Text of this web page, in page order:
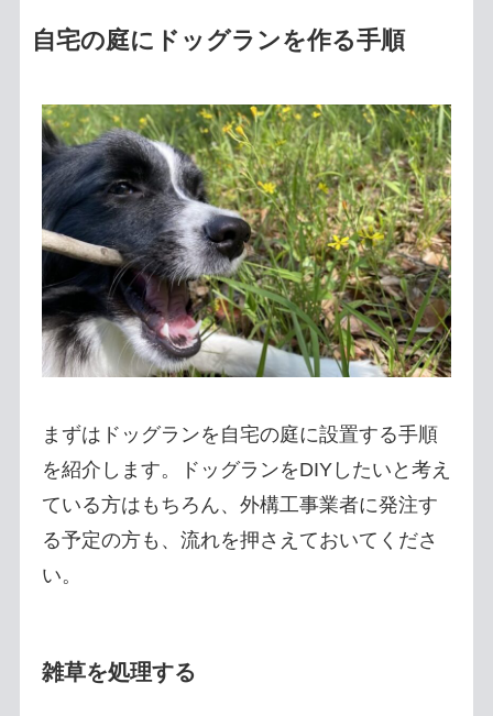
自宅の庭にドッグランを作る手順
まずはドッグランを自宅の庭に設置する手順
を紹介します。ドッグランをDIYしたいと考え
ている方はもちろん、外構工事業者に発注す
る予定の方も、流れを押さえておいてくださ
い。
雑草を処理する